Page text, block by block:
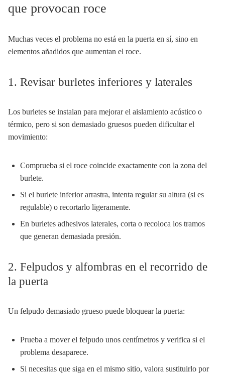
que provocan roce
Muchas veces el problema no está en la puerta en sí, sino en
elementos añadidos que aumentan el roce.
1. Revisar burletes inferiores y laterales
Los burletes se instalan para mejorar el aislamiento acústico o
térmico, pero si son demasiado gruesos pueden dificultar el
movimiento:
Comprueba si el roce coincide exactamente con la zona del
burlete.
Si el burlete inferior arrastra, intenta regular su altura (si es
regulable) o recortarlo ligeramente.
En burletes adhesivos laterales, corta o recoloca los tramos
que generan demasiada presión.
2. Felpudos y alfombras en el recorrido de
la puerta
Un felpudo demasiado grueso puede bloquear la puerta:
Prueba a mover el felpudo unos centímetros y verifica si el
problema desaparece.
Si necesitas que siga en el mismo sitio, valora sustituirlo por